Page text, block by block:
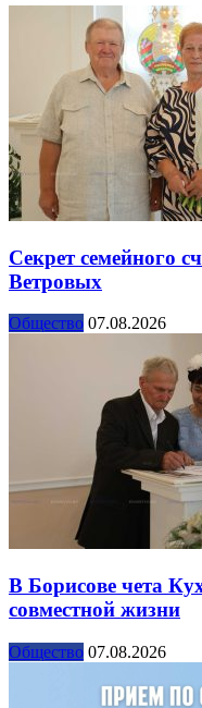
Секрет семейного
Ветровых
Общество 07.08.2026
В Борисове чета
совместной жизни
Общество 07.08.2026